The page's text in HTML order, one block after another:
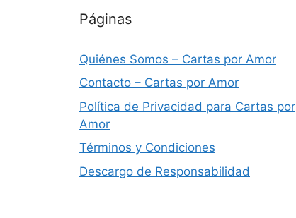
Páginas
Quiénes Somos – Cartas por Amor
Contacto – Cartas por Amor
Política de Privacidad para Cartas por
Amor
Términos y Condiciones
Descargo de Responsabilidad